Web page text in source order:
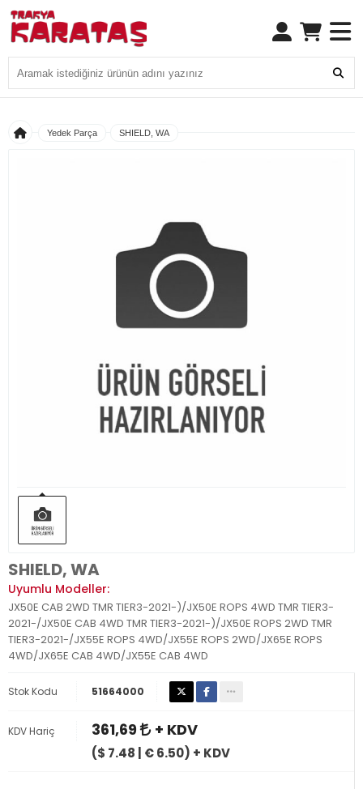
Yedek Parça SHIELD, WA
SHIELD, WA
Uyumlu Modeller:
JX50E CAB 2WD TMR TIER3-2021-)/JX50E ROPS 4WD TMR TIER3-
2021-/JX50E CAB 4WD TMR TIER3-2021-)/JX50E ROPS 2WD TMR
TIER3-2021-/JX55E ROPS 4WD/JX55E ROPS 2WD/JX65E ROPS
4WD/JX65E CAB 4WD/JX55E CAB 4WD
Stok Kodu 51664000
KDV Hariç 361,69 + KDV
($ 7.48 | € 6.50) + KDV